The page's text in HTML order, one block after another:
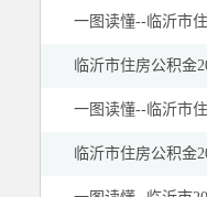
应急
慈
建议提
公示公
一图读懂--临沂市
临沂市住房公积金
一图读懂--临沂市
临沂市住房公积金